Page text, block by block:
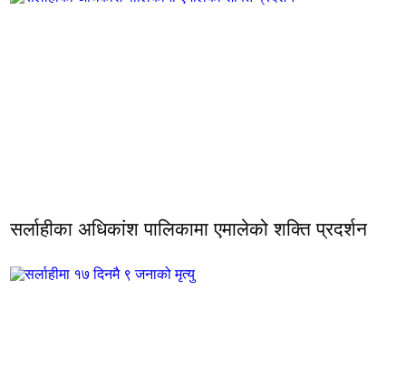
सर्लाहीका अधिकांश पालिकामा एमालेको शक्ति प्रदर्शन